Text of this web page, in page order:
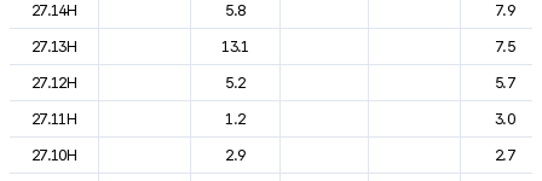
27.14H
5.8
7.9
27.13H
13.1
7.5
27.12H
5.2
5.7
27.11H
1.2
3.0
27.10H
2.9
2.7